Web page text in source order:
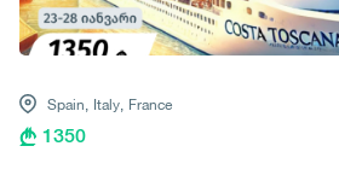
Spain, Italy, France
1350